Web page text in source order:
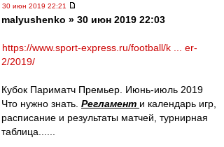
30 июн 2019 22:21
malyushenko » 30 июн 2019 22:03
https://www.sport-express.ru/football/k ... er-
2/2019/
Кубок Париматч Премьер. Июнь-июль 2019
Что нужно знать. Регламент и календарь игр,
расписание и результаты матчей, турнирная
таблица......